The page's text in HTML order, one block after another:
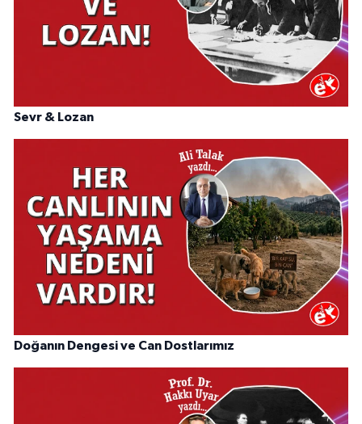
Sevr & Lozan
Doğanın Dengesi ve Can Dostlarımız